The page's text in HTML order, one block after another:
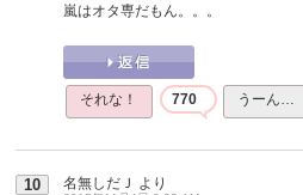
嵐はオタ専だもん。。。
それな！ 770 うーん…
10 名無しだＪ より